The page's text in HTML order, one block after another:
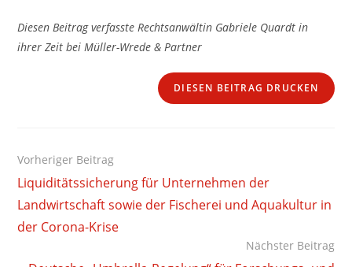
Diesen Beitrag verfasste Rechtsanwältin Gabriele Quardt in
ihrer Zeit bei Müller-Wrede & Partner
DIESEN BEITRAG DRUCKEN
Weitere
ansehen
Vorheriger Beitrag
Liquiditätssicherung für Unternehmen der
Landwirtschaft sowie der Fischerei und Aquakultur in
der Corona-Krise
Nächster Beitrag